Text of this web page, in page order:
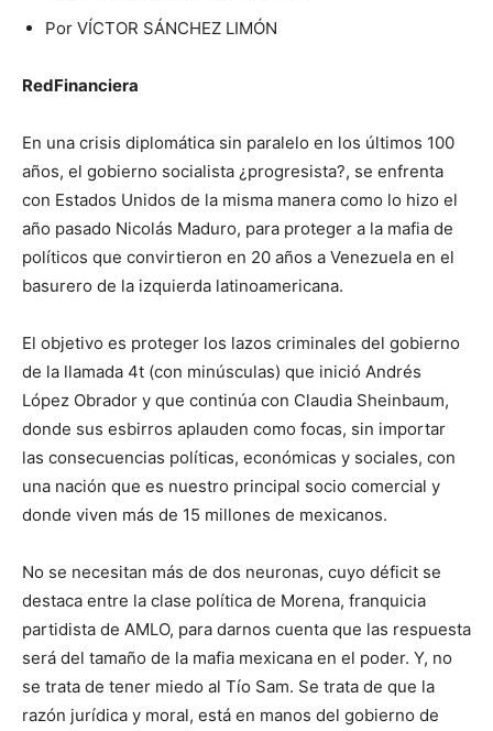
Por VÍCTOR SÁNCHEZ LIMÓN
RedFinanciera
En una crisis diplomática sin paralelo en los últimos 100
años, el gobierno socialista ¿progresista?, se enfrenta
con Estados Unidos de la misma manera como lo hizo el
año pasado Nicolás Maduro, para proteger a la mafia de
políticos que convirtieron en 20 años a Venezuela en el
basurero de la izquierda latinoamericana.
El objetivo es proteger los lazos criminales del gobierno
de la llamada 4t (con minúsculas) que inició Andrés
López Obrador y que continúa con Claudia Sheinbaum,
donde sus esbirros aplauden como focas, sin importar
las consecuencias políticas, económicas y sociales, con
una nación que es nuestro principal socio comercial y
donde viven más de 15 millones de mexicanos.
No se necesitan más de dos neuronas, cuyo déficit se
destaca entre la clase política de Morena, franquicia
partidista de AMLO, para darnos cuenta que las respuesta
será del tamaño de la mafia mexicana en el poder. Y, no
se trata de tener miedo al Tío Sam. Se trata de que la
razón jurídica y moral, está en manos del gobierno de